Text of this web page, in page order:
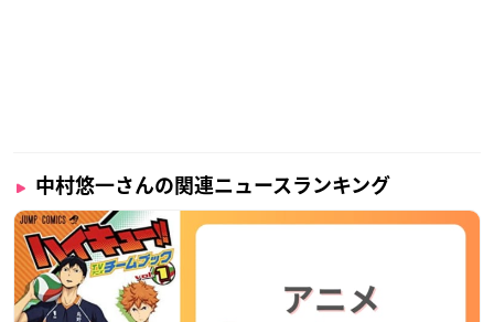
中村悠一さんの関連ニュースランキング